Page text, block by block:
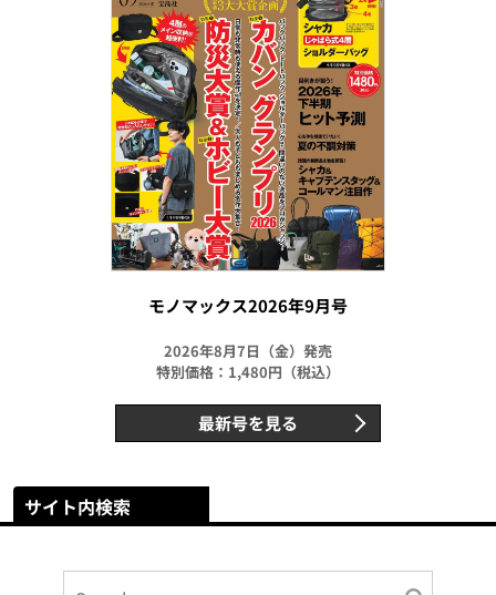
モノマックス2026年9月号
2026年8月7日（金）発売
特別価格：1,480円（税込）
最新号を見る
サイト内検索